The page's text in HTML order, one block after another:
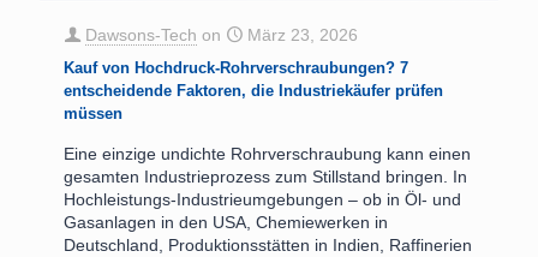
Dawsons-Tech on März 23, 2026
Kauf von Hochdruck-Rohrverschraubungen? 7
entscheidende Faktoren, die Industriekäufer prüfen
müssen
Eine einzige undichte Rohrverschraubung kann einen
gesamten Industrieprozess zum Stillstand bringen. In
Hochleistungs-Industrieumgebungen – ob in Öl- und
Gasanlagen in den USA, Chemiewerken in
Deutschland, Produktionsstätten in Indien, Raffinerien